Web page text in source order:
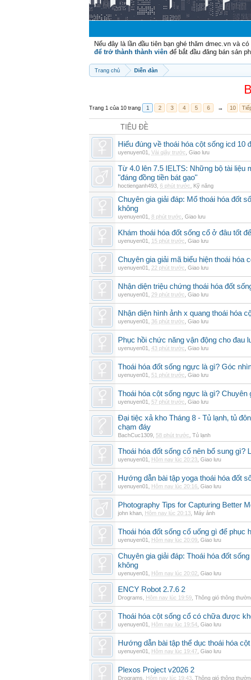
Nếu đây là lần đầu tiên bạn ghé thăm dmec.vn và
để trở thành thành viên để bắt đầu đăng bán sản
Trang chủ Diễn đàn
Trang 1 của 10 trang 1 2 3 4 5 6 → 10
TIÊU ĐỀ
Hiểu đúng về thoái hóa cột sống icd 10
uyenuyen01 Vài giây trước Giao lưu
Từ 4.0 lên 7.5 IELTS: Những bộ tài liệu
"đáng đồng tiền bát gạo"
hoctienganh493 6 phút trước Kỹ năng
Chuyên gia giải đáp: Mổ thoái hóa đốt
không
uyenuyen01 8 phút trước Giao lưu
Khám thoái hóa đốt sống cổ ở đâu tốt
uyenuyen01 15 phút trước Giao lưu
Chuyên gia giải mã biểu hiện thoái hóa
uyenuyen01 22 phút trước Giao lưu
Nhận diện triệu chứng thoái hóa đốt
uyenuyen01 29 phút trước Giao lưu
Nhận diện hình ảnh x quang thoái hóa
uyenuyen01 36 phút trước Giao lưu
Phục hồi chức năng vận động cho đau
uyenuyen01 43 phút trước Giao lưu
Thoái hóa đốt sống ngực là gì? Góc
uyenuyen01 51 phút trước Giao lưu
Thoái hóa cột sống ngực là gì? Chuyên
uyenuyen01 57 phút trước Giao lưu
Đại tiệc xả kho Tháng 8 - Tủ lạnh, tủ
chạm đáy
BachCuc1309 58 phút trước Tủ lạnh
Thoái hóa đốt sống cổ nên bổ sung gì?
uyenuyen01 Hôm nay lúc 20:23 Giao lưu
Hướng dẫn bài tập yoga thoái hóa đốt
uyenuyen01 Hôm nay lúc 20:16 Giao lưu
Photography Tips for Capturing Better
john khan Hôm nay lúc 20:13 Máy ảnh
Thoái hóa đốt sống cổ uống gì để phục
uyenuyen01 Hôm nay lúc 20:09 Giao lưu
Chuyên gia giải đáp: Thoái hóa đốt
không
uyenuyen01 Hôm nay lúc 20:02 Giao lưu
ENCY Robot 2.7.6 2
Drograms Hôm nay lúc 19:59 Thông gió thông
Thoái hóa cột sống cổ có chữa được
uyenuyen01 Hôm nay lúc 19:54 Giao lưu
Hướng dẫn bài tập thể dục thoái hóa
uyenuyen01 Hôm nay lúc 19:47 Giao lưu
Plexos Project v2026 2
Drograms Hôm nay lúc 19:43 Thông gió thông